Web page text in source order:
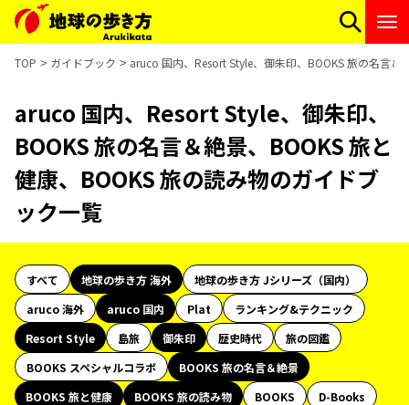
TOP ガイドブック aruco 国内、Resort Style、御朱印、BOOKS 旅の名言
aruco 国内、Resort Style、御朱印、
BOOKS 旅の名言＆絶景、BOOKS 旅と
健康、BOOKS 旅の読み物のガイドブ
ック一覧
すべて 地球の歩き方 海外
地球の歩き方 Jシリーズ（国内）
aruco 海外
aruco 国内 Plat
ランキング&テクニック
Resort Style
島旅 御朱印 歴史時代
旅の図鑑
BOOKS スペシャルコラボ
BOOKS 旅の名言＆絶景
BOOKS 旅と健康
BOOKS 旅の読み物 BOOKS
D-Books